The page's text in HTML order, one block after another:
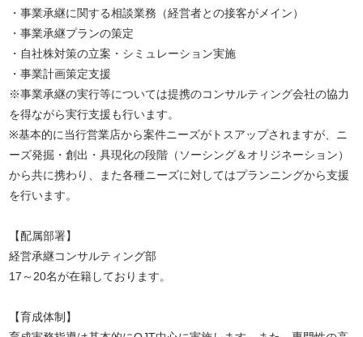
・事業承継に関する相談業務（経営者との接客がメイン）
・事業承継プランの策定
・自社株対策の立案・シミュレーション実施
・事業計画策定支援
※事業承継の実行等については提携のコンサルティング会社の協力
を得ながら実行支援も行います。
※基本的に当行営業店から案件ニーズがトスアップされますが、ニ
ーズ発掘・創出・具現化の段階（ソーシング＆オリジネーション）
から共に携わり、また各種ニーズに対してはプランニングから支援
を行います。
【配属部署】
経営承継コンサルティング部
17～20名が在籍しております。
【育成体制】